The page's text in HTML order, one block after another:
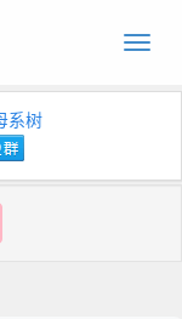
Toggle
系树